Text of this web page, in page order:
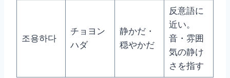
조용하다
チョヨン
ハダ
静かだ・
穏やかだ
反意語に
近い。
音・雰囲
気の静け
さを指す